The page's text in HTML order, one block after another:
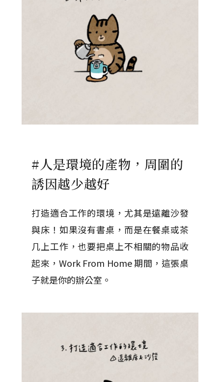
#人是環境的產物，周圍的
誘因越少越好
打造適合工作的環境，尤其是遠離沙發
與床！如果沒有書桌，而是在餐桌或茶
几上工作，也要把桌上不相關的物品收
起來，Work From Home 期間，這張桌
子就是你的辦公室。